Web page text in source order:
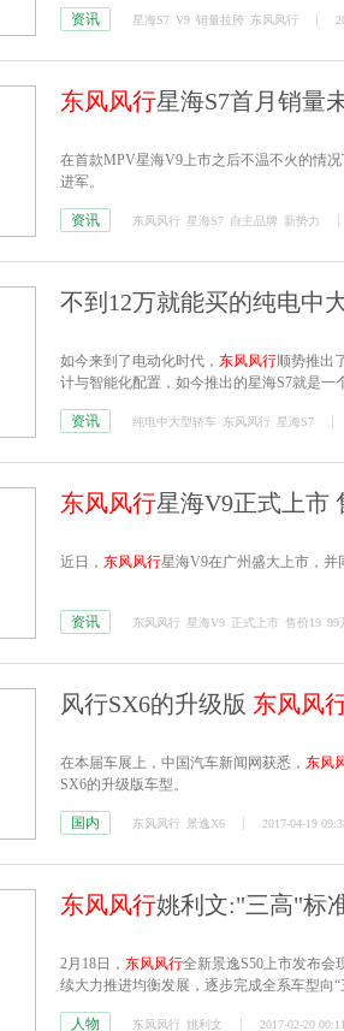
资讯 星海S7 V9 销量拉胯 东风风行
东风风行星海S7首月销量
在首款MPV星海V9上市之后不温不火的情
进军。
资讯 东风风行 星海S7 自主品牌 新势力
不到12万就能买的纯电中
如今来到了电动化时代， 东风风行 顺势推出
计与智能化配置，如今推出的星海S7就是一
资讯 纯电中大型轿车 东风风行 星海S7
东风风行星海V9正式上市
近日， 东风风行星海V9在广州盛大上市，
资讯 东风风行 星海V9 正式上市 售价19 99
风行SX6的升级版 东风风
在本届车展上，中国汽车新闻网获悉， 东风
SX6的升级版车型。
国内 东风风行 景逸X6 2017-04-19
东风风行姚利文:"三高"标
2月18日， 东风风行全新景逸S50上市发布会
续大力推进均衡发展，逐步完成全系车型向
人物
东风风行 姚利文 2017-02-20